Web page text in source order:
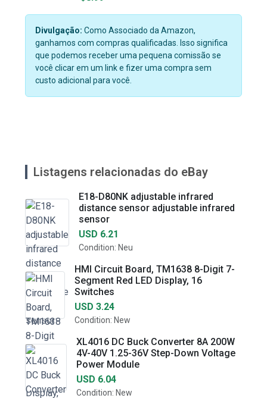
Divulgação: Como Associado da Amazon,
ganhamos com compras qualificadas. Isso significa
que podemos receber uma pequena comissão se
você clicar em um link e fizer uma compra sem
custo adicional para você.
Listagens relacionadas do eBay
E18-D80NK adjustable infrared
distance sensor adjustable infrared
sensor
USD 6.21
Condition: Neu
HMI Circuit Board, TM1638 8-Digit 7-
Segment Red LED Display, 16
Switches
USD 3.24
Condition: New
XL4016 DC Buck Converter 8A 200W
4V-40V 1.25-36V Step-Down Voltage
Power Module
USD 6.04
Condition: New